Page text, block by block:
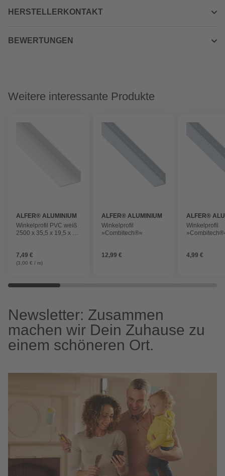
HERSTELLERKONTAKT
BEWERTUNGEN
Weitere interessante Produkte
ALFER® ALUMINIUM
Winkelprofil PVC weiß
2500 x 35,5 x 19,5 x 1,5
7,49 €
(3,00 € / m)
ALFER® ALUMINIUM
Winkelprofil
»Combitech®«
12,99 €
ALFER®
Winkelprofil
4,99 €
Newsletter: Zusammen
machen wir Dein Zuhause zu
einem schöneren Ort.